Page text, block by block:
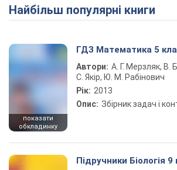
Найбільш популярні книги
показати
обкладинку
ГДЗ Математика 5
Автори: А. Г. Мерзляк, В.
С. Якір, Ю. М. Рабінович
Рік: 2013
Опис: Збірник задач і
Підручники Біологія 9